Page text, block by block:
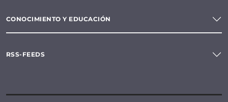
CONOCIMIENTO Y EDUCACIÓN
RSS-FEEDS